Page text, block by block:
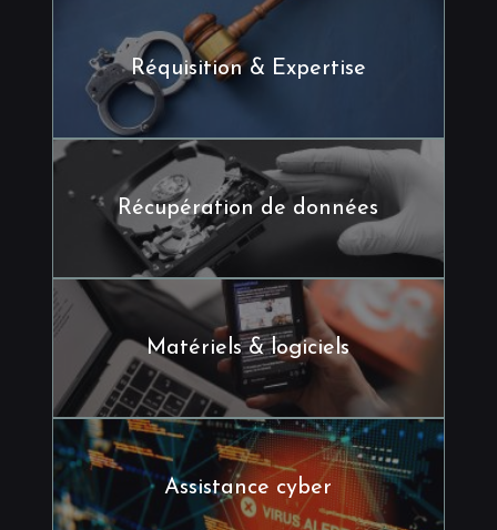
Réquisition & Expertise
Récupération de données
Matériels & logiciels
Assistance cyber